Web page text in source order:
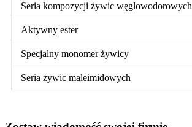
Seria kompozycji żywic węglowodorowych
Aktywny ester
Specjalny monomer żywicy
Seria żywic maleimidowych